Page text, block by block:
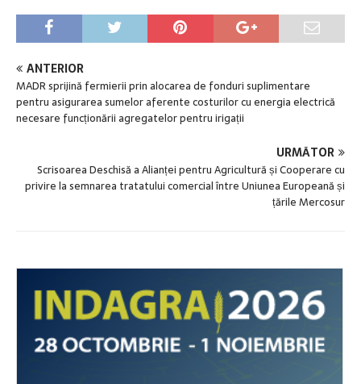
ANTERIOR
MADR sprijină fermierii prin alocarea de fonduri suplimentare
pentru asigurarea sumelor aferente costurilor cu energia electrică
necesare funcționării agregatelor pentru irigații
URMĂTOR
Scrisoarea Deschisă a Alianței pentru Agricultură și Cooperare cu
privire la semnarea tratatului comercial între Uniunea Europeană și
țările Mercosur